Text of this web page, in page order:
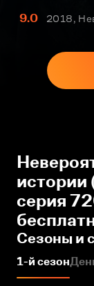
9.0
2018,
истории
серия
Сезоны и
1-й сезон